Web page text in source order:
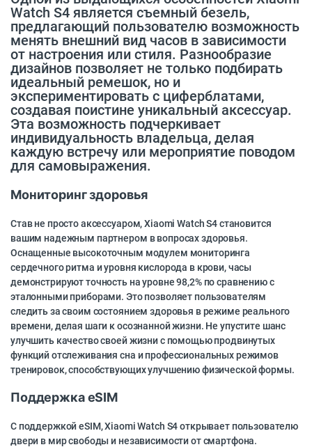
Watch S4 является съемный безель,
предлагающий пользователю возможность
менять внешний вид часов в зависимости
от настроения или стиля. Разнообразие
дизайнов позволяет не только подбирать
идеальный ремешок, но и
экспериментировать с циферблатами,
создавая поистине уникальный аксессуар.
Эта возможность подчеркивает
индивидуальность владельца, делая
каждую встречу или мероприятие поводом
для самовыражения.
Мониторинг здоровья
Став не просто аксессуаром, Xiaomi Watch S4 становится
вашим надежным партнером в вопросах здоровья.
Оснащенные высокоточным модулем мониторинга
сердечного ритма и уровня кислорода в крови, часы
демонстрируют точность на уровне 98,2% по сравнению с
эталонными приборами. Это позволяет пользователям
следить за своим состоянием здоровья в режиме реального
времени, делая шаги к осознанной жизни. Не упустите шанс
улучшить качество своей жизни с помощью продвинутых
функций отслеживания сна и профессиональных режимов
тренировок, способствующих улучшению физической формы.
Поддержка eSIM
С поддержкой eSIM, Xiaomi Watch S4 открывает пользователю
двери в мир свободы и независимости от смартфона.